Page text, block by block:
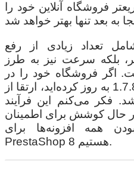
فروشگاه آنلاین خود را
تعداد زیادی از رفع
بلکه سرعت نیز به طرز
اگر فروشگاه خود را در
سال 2021 با آخرین نسخه 1.7.8 به روز کرده‌اید، ارتقا از
باشد. فکر می‌کنم این فرآیند
حال کوشش برای اطمینان
همه افزونه‌ها برای
PrestaShop 8 هستیم.